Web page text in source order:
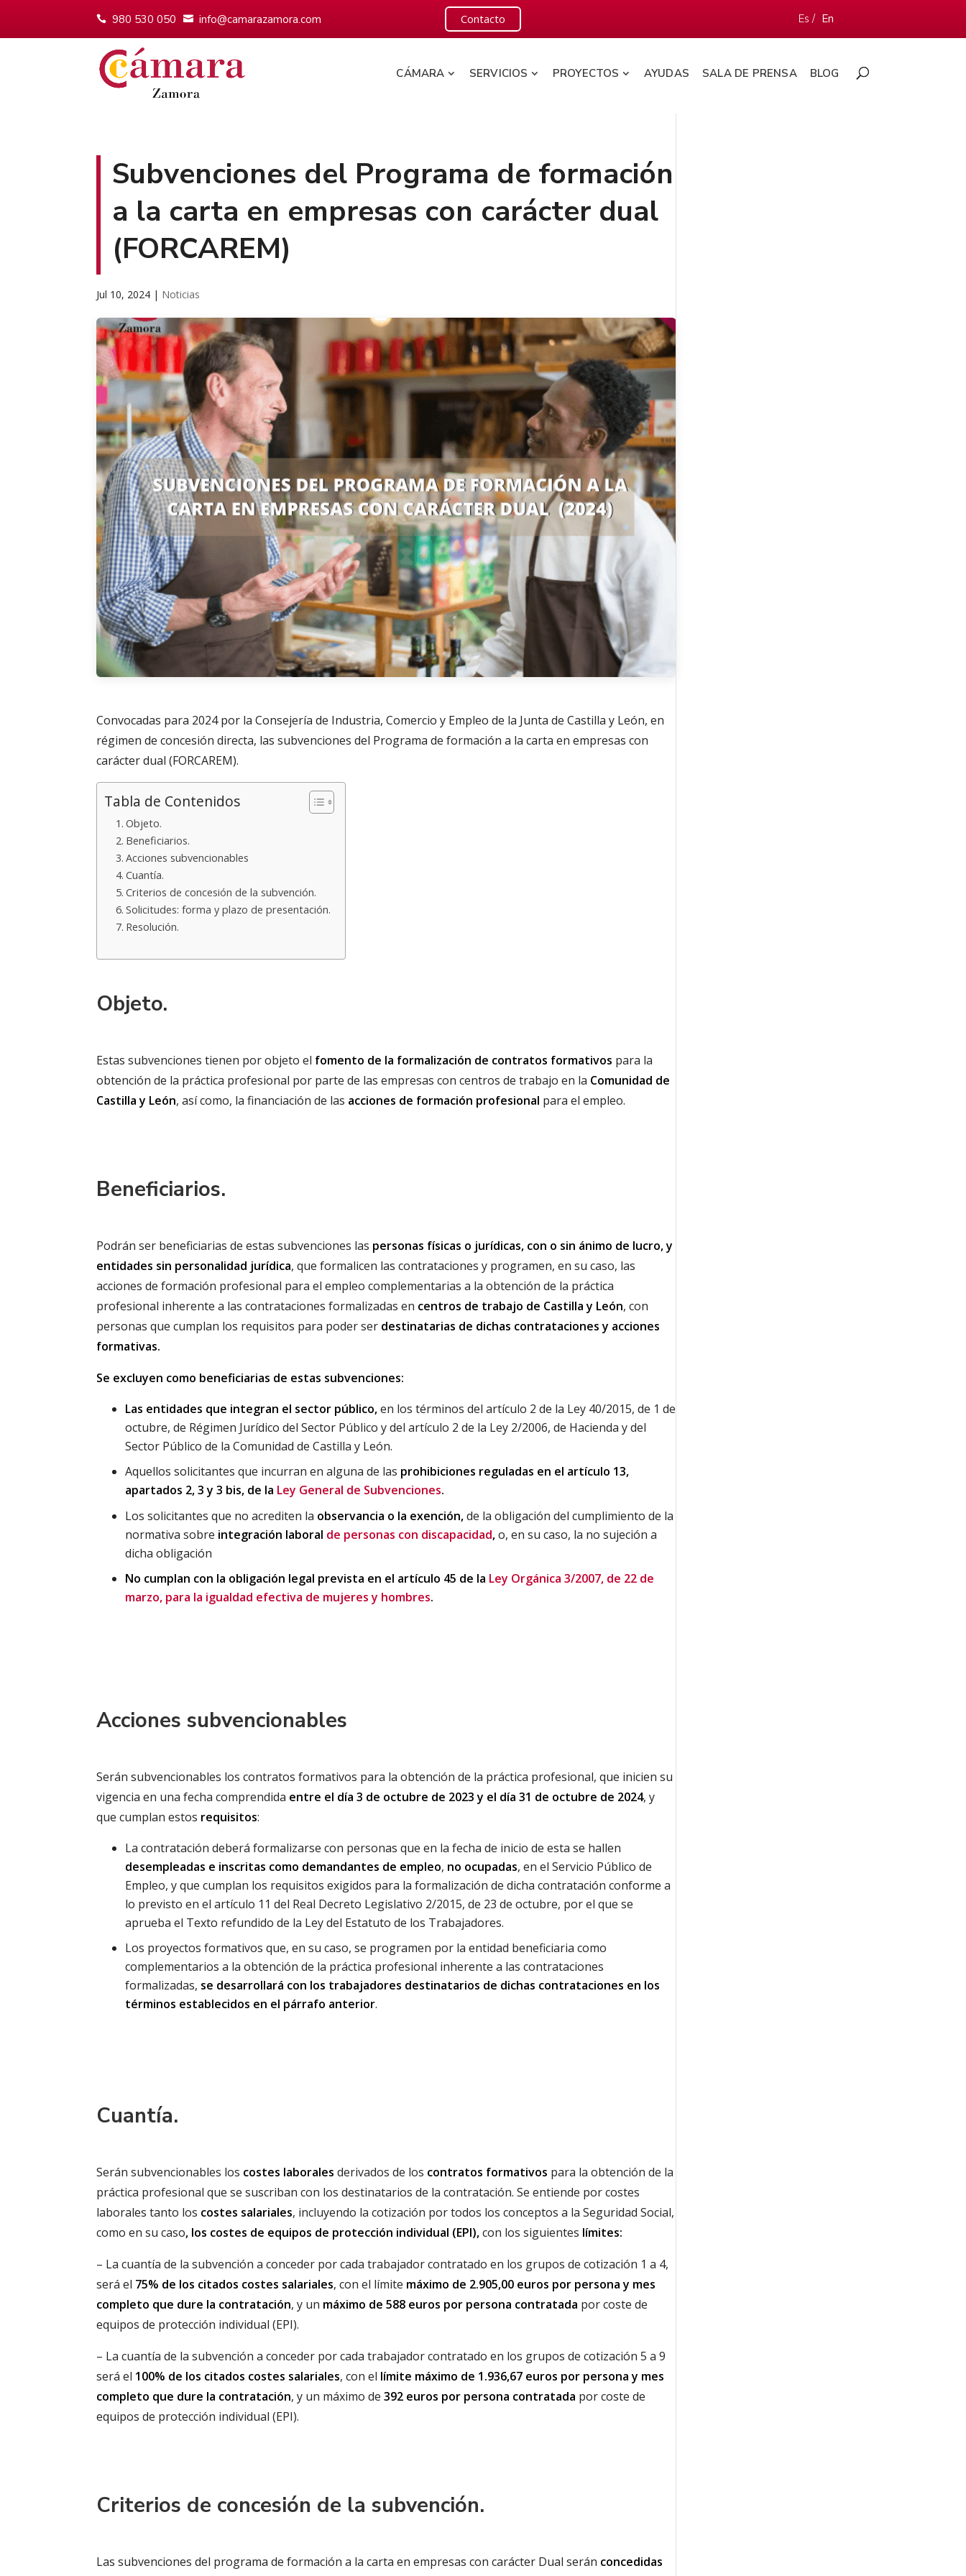
980 530 050 info@camarazamora.com Contacto Es / En
CÁMARA SERVICIOS PROYECTOS AYUDAS SALA DE PRENSA BLOG
Subvenciones del Programa de formación
a la carta en empresas con carácter dual
(FORCAREM)
Jul 10, 2024 | Noticias
Convocadas para 2024 por la Consejería de Industria, Comercio y Empleo de la Junta de Castilla y León, en
régimen de concesión directa, las subvenciones del Programa de formación a la carta en empresas con
carácter dual (FORCAREM).
Tabla de Contenidos
Objeto.
Beneficiarios.
Acciones subvencionables
Cuantía.
Criterios de concesión de la subvención.
Solicitudes: forma y plazo de presentación.
Resolución.
Objeto.
Estas subvenciones tienen por objeto el fomento de la formalización de contratos formativos para la
obtención de la práctica profesional por parte de las empresas con centros de trabajo en la Comunidad de
Castilla y León, así como, la financiación de las acciones de formación profesional para el empleo.
Beneficiarios.
Podrán ser beneficiarias de estas subvenciones las personas físicas o jurídicas, con o sin ánimo de lucro, y
entidades sin personalidad jurídica, que formalicen las contrataciones y programen, en su caso, las
acciones de formación profesional para el empleo complementarias a la obtención de la práctica
profesional inherente a las contrataciones formalizadas en centros de trabajo de Castilla y León, con
personas que cumplan los requisitos para poder ser destinatarias de dichas contrataciones y acciones
formativas.
Se excluyen como beneficiarias de estas subvenciones:
Las entidades que integran el sector público,en los términos del artículo 2 de la Ley 40/2015, de 1 de
octubre, de Régimen Jurídico del Sector Público y del artículo 2 de la Ley 2/2006, de Hacienda y del
Sector Público de la Comunidad de Castilla y León.
Aquellos solicitantes que incurran en alguna de las prohibiciones reguladas en el artículo 13,
apartados 2, 3 y 3 bis, de la Ley General de Subvenciones.
Los solicitantes que no acrediten la observancia o la exención,de la obligación del cumplimiento de la
normativa sobre integración laboral de personas con discapacidad,o, en su caso, la no sujeción a
dicha obligación
No cumplan con la obligación legal prevista en el artículo 45 de la Ley Orgánica 3/2007, de 22 de
marzo, para la igualdad efectiva de mujeres y hombres.
Acciones subvencionables
Serán subvencionables los contratos formativos para la obtención de la práctica profesional, que inicien su
vigencia en una fecha comprendida entre el día 3 de octubre de 2023 y el día 31 de octubre de 2024, y
que cumplan estos requisitos:
La contratación deberá formalizarse con personas que en la fecha de inicio de esta se hallen
desempleadas e inscritas como demandantes de empleo, no ocupadas, en el Servicio Público de
Empleo, y que cumplan los requisitos exigidos para la formalización de dicha contratación conforme a
lo previsto en el artículo 11 del Real Decreto Legislativo 2/2015, de 23 de octubre, por el que se
aprueba el Texto refundido de la Ley del Estatuto de los Trabajadores.
Los proyectos formativos que, en su caso, se programen por la entidad beneficiaria como
complementarios a la obtención de la práctica profesional inherente a las contrataciones
formalizadas, se desarrollará con los trabajadores destinatarios de dichas contrataciones en los
términos establecidos en el párrafo anterior.
Cuantía.
Serán subvencionables los costes laborales derivados de los contratos formativos para la obtención de la
práctica profesional que se suscriban con los destinatarios de la contratación. Se entiende por costes
laborales tanto los costes salariales, incluyendo la cotización por todos los conceptos a la Seguridad Social,
como en su caso, los costes de equipos de protección individual (EPI),con los siguientes límites:
– La cuantía de la subvención a conceder por cada trabajador contratado en los grupos de cotización 1 a 4,
será el 75% de los citados costes salariales, con el límite máximo de 2.905,00 euros por persona y mes
completo que dure la contratación, y un máximo de 588 euros por persona contratada por coste de
equipos de protección individual (EPI).
– La cuantía de la subvención a conceder por cada trabajador contratado en los grupos de cotización 5 a 9
será el 100% de los citados costes salariales, con el límite máximo de 1.936,67 euros por persona y mes
completo que dure la contratación, y un máximo de392 euros por persona contratada por coste de
equipos de protección individual (EPI).
Criterios de concesión de la subvención.
Las subvenciones del programa de formación a la carta en empresas con carácter Dual serán concedidas